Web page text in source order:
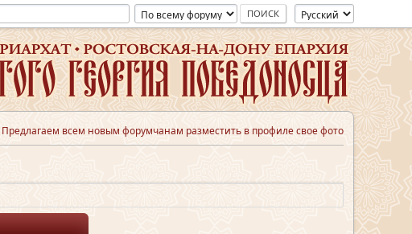
Предлагаем всем новым форумчанам разместить в профиле свое фото